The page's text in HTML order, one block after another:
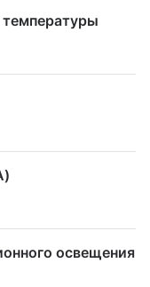
температуры
освещения